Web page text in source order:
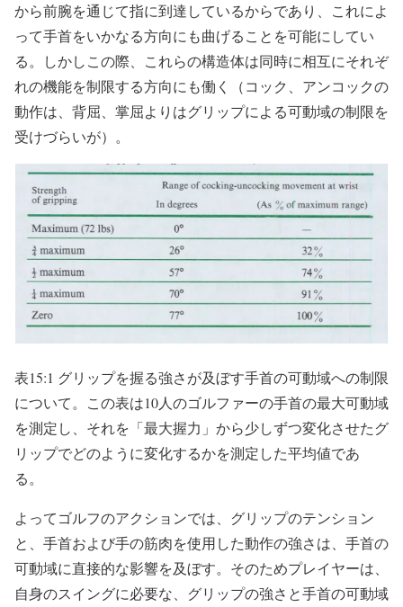
から前腕を通じて指に到達しているからであり、これによ
って手首をいかなる方向にも曲げることを可能にしてい
る。しかしこの際、これらの構造体は同時に相互にそれぞ
れの機能を制限する方向にも働く（コック、アンコックの
動作は、背屈、掌屈よりはグリップによる可動域の制限を
受けづらいが）。
表15:1 グリップを握る強さが及ぼす手首の可動域への制限
について。この表は10人のゴルファーの手首の最大可動域
を測定し、それを「最大握力」から少しずつ変化させたグ
リップでどのように変化するかを測定した平均値であ
る。
よってゴルフのアクションでは、グリップのテンション
と、手首および手の筋肉を使用した動作の強さは、手首の
可動域に直接的な影響を及ぼす。そのためプレイヤーは、
自身のスイングに必要な、グリップの強さと手首の可動域